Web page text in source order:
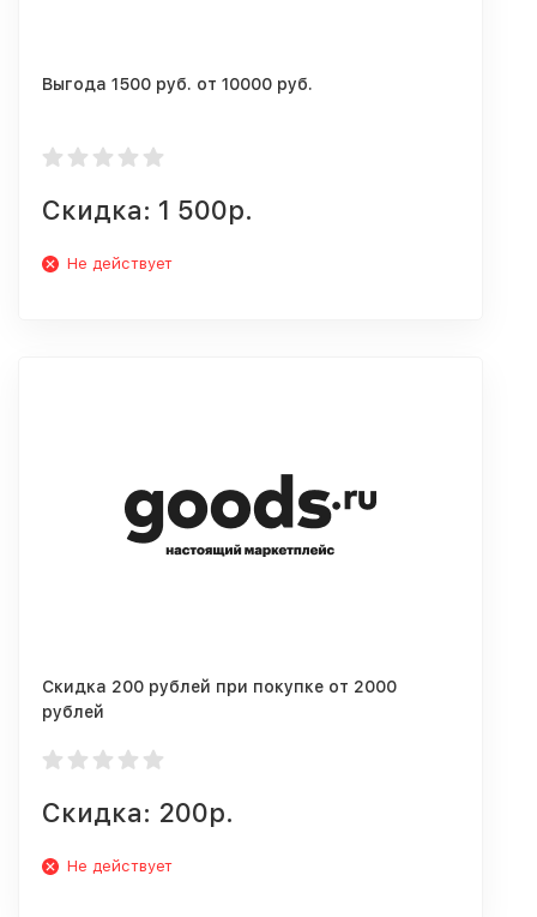
Выгода 1500 руб. от 10000 руб.
Скидка: 1 500р.
Не действует
Скидка 200 рублей при покупке от 2000
рублей
Скидка: 200р.
Не действует